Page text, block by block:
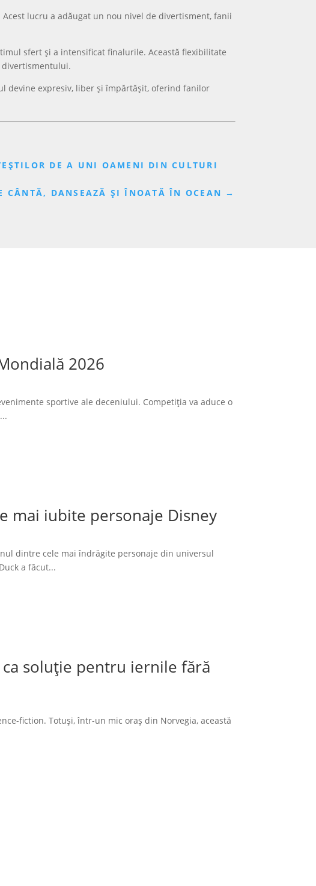
lucru a adăugat un nou nivel de divertisment, fanii
sfert și a intensificat finalurile. Această flexibilitate
divertismentului.
devine expresiv, liber și împărtășit, oferind fanilor
DE A UNI OAMENI DIN CULTURI
CÂNTĂ, DANSEAZĂ ȘI ÎNOATĂ ÎN OCEAN →
2026
sportive ale deceniului. Competiția va aduce o
mai iubite personaje Disney
dintre cele mai îndrăgite personaje din universul
a făcut...
soluție pentru iernile fără
fiction. Totuși, într-un mic oraș din Norvegia, această